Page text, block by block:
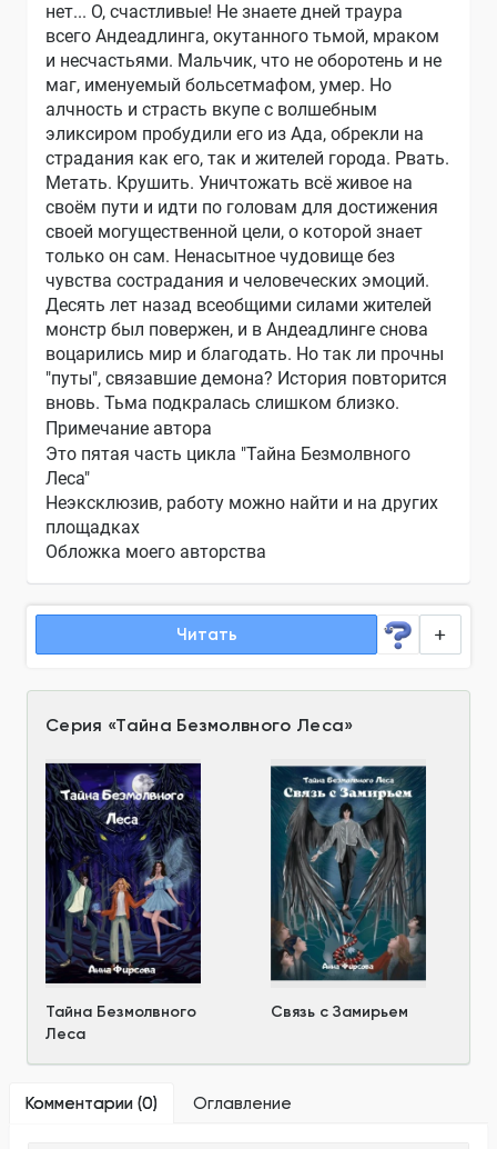
нет... О, счастливые! Не знаете дней траура
всего Андеадлинга, окутанного тьмой, мраком
и несчастьями. Мальчик, что не оборотень и не
маг, именуемый больсетмафом, умер. Но
алчность и страсть вкупе с волшебным
эликсиром пробудили его из Ада, обрекли на
страдания как его, так и жителей города. Рвать.
Метать. Крушить. Уничтожать всё живое на
своём пути и идти по головам для достижения
своей могущественной цели, о которой знает
только он сам. Ненасытное чудовище без
чувства сострадания и человеческих эмоций.
Десять лет назад всеобщими силами жителей
монстр был повержен, и в Андеадлинге снова
воцарились мир и благодать. Но так ли прочны
"путы", связавшие демона? История повторится
вновь. Тьма подкралась слишком близко.
Примечание автора
Это пятая часть цикла "Тайна Безмолвного
Леса"
Неэксклюзив, работу можно найти и на других
площадках
Обложка моего авторства
Читать
Серия «Тайна Безмолвного Леса»
Тайна Безмолвного
Леса
Связь с Замирьем
Комментарии (0) Оглавление